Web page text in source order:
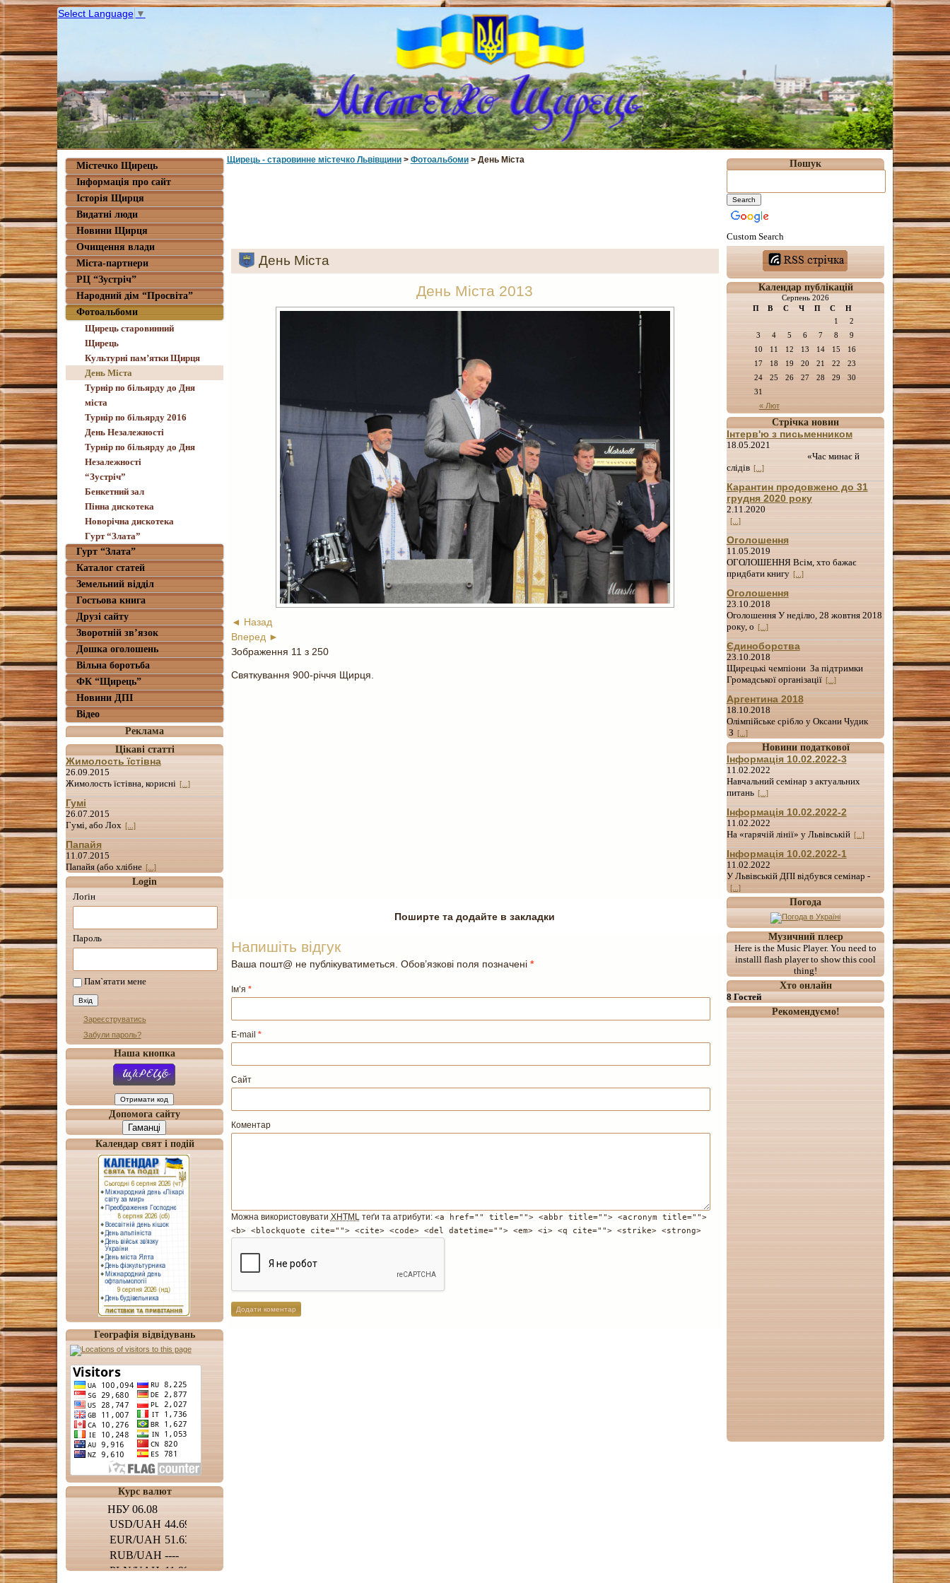
Select Language ▼
Містечко Щирець
Інформація про сайт
Історія Щирця
Видатні люди
Новини Щирця
Очищення влади
Міста-партнери
РЦ “Зустріч”
Народний дім “Просвіта”
Фотоальбоми
Щирець старовинний
Щирець
Культурні пам’ятки Щирця
День Міста
Турнір по більярду до Дня
міста
Турнір по більярду 2016
День Незалежності
Турнір по більярду до Дня
Незалежності
“Зустріч”
Бенкетний зал
Пінна дискотека
Новорічна дискотека
Гурт “Злата”
Гурт “Злата”
Каталог статей
Земельний відділ
Гостьова книга
Друзі сайту
Зворотній зв’язок
Дошка оголошень
Вільна боротьба
ФК “Щирець”
Новини ДПІ
Відео
Реклама
Цікаві статті
Жимолость їстівна
26.09.2015
Жимолость їстівна, корисні [...]
Гумі
26.07.2015
Гумі, або Лох [...]
Папайя
11.07.2015
Папайя (або хлібне [...]
Login
Лоґін
Пароль
Пам`ятати мене
Зареєструватись
Забули пароль?
Наша кнопка
Допомога сайту
Гаманці
Календар свят і подій
Географія відвідувань
Курс валют
Щирець - старовинне мiстечко Львiвщини> Фотоальбоми> День Міста
День Міста
День Міста 2013
◄ Назад
Вперед ►
Зображення 11 з 250
Святкування 900-річчя Щирця.
Поширте та додайте в закладки
Напишіть відгук
Ваша пошт@ не публікуватиметься. Обов’язкові поля позначені *
Ім’я *
E-mail *
Сайт
Коментар
Можна використовувати XHTMLтеґи та атрибути: <a href="" title=""> <abbr title=""> <acronym title="">
<b> <blockquote cite=""> <cite> <code> <del datetime=""> <em> <i> <q cite=""> <strike> <strong>
Пошук
Custom Search
Календар публікацій
Серпень 2026
П
В С Ч П С Н
« Лют
1
2
3
4 5 6 7 8
9
10
11 12 13 14 15
16
17
18 19 20 21 22
23
24
25 26 27 28 29
30
31
Стрічка новин
Інтерв'ю з письменником
18.05.2021
«Час минає й
слідів [...]
Карантин продовжено до 31
грудня 2020 року
2.11.2020
[...]
Оголошення
11.05.2019
ОГОЛОШЕННЯ Всім, хто бажає
придбати книгу [...]
Оголошення
23.10.2018
Оголошення У неділю, 28 жовтня 2018
року, о [...]
Єдиноборства
23.10.2018
Щирецькі чемпіони За підтримки
Громадської організації [...]
Аргентина 2018
18.10.2018
Олімпійське срібло у Оксани Чудик
З [...]
Новини податкової
Інформація 10.02.2022-3
11.02.2022
Навчальний семінар з актуальних
питань [...]
Інформація 10.02.2022-2
11.02.2022
На «гарячій лінії» у Львівській [...]
Інформація 10.02.2022-1
11.02.2022
У Львівській ДПІ відбувся семінар -
[...]
Погода
Музичний плеєр
Here is the Music Player. You need to
installl flash player to show this cool
thing!
Хто онлайн
8 Гостей
Рекомендуємо!